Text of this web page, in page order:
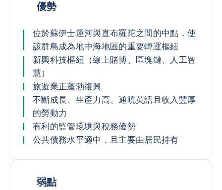
優勢
位於蘇伊士運河與直布羅陀之間的中點，使
該群島成為地中海地區的重要轉運樞紐
新興科技樞紐（線上賭博、區塊鏈、人工智
慧）
旅遊業正蓬勃復興
不斷成長、生產力高、通曉英語且收入豐厚
的勞動力
有利的監管環境與稅務優勢
公共債務水平適中，且主要由居民持有
弱點